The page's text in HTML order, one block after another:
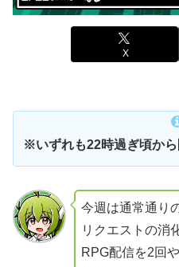
X
※いずれも22時過ぎ頃か
今週は通常通り
リクエストの消
RPG配信を2回